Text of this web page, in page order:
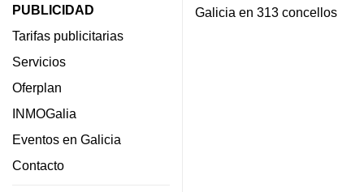
PUBLICIDAD
Tarifas publicitarias
Servicios
Oferplan
INMOGalia
Eventos en Galicia
Contacto
Galicia en 313 concellos